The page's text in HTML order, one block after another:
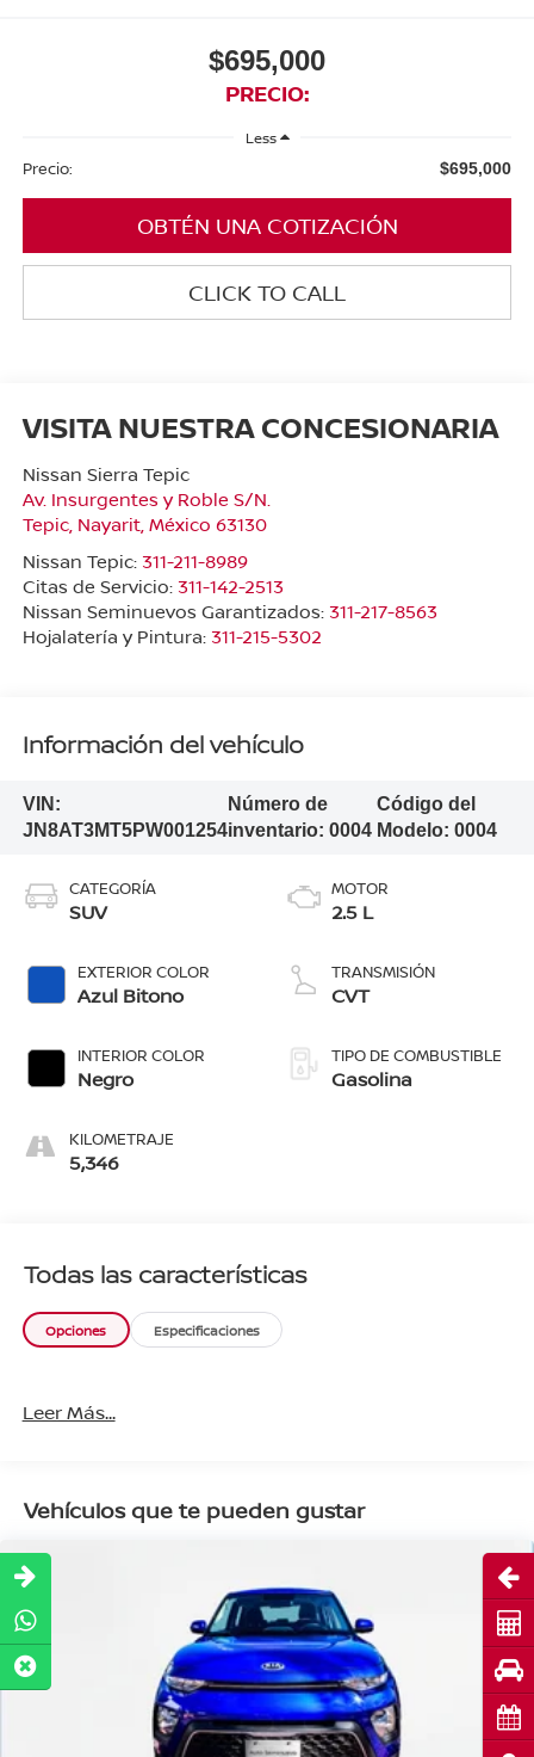
$695,000
PRECIO:
Less
Precio: $695,000
OBTÉN UNA COTIZACIÓN
CLICK TO CALL
VISITA NUESTRA CONCESIONARIA
Nissan Sierra Tepic
Av. Insurgentes y Roble S/N.
Tepic, Nayarit, México 63130
Nissan Tepic: 311-211-8989
Citas de Servicio: 311-142-2513
Nissan Seminuevos Garantizados: 311-217-8563
Hojalatería y Pintura: 311-215-5302
Información del vehículo
VIN:
JN8AT3MT5PW001254
Número de
inventario: 0004
Código del
Modelo:0004
CATEGORÍA
SUV
EXTERIOR COLOR
Azul Bitono
INTERIOR COLOR
Negro
KILOMETRAJE
5,346
MOTOR
2.5 L
TRANSMISIÓN
CVT
TIPO DE COMBUSTIBLE
Gasolina
Todas las características
Opciones Especificaciones
Leer Más...
Vehículos que te pueden gustar